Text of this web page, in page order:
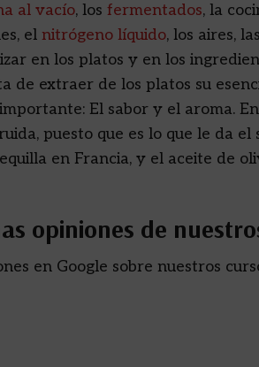
al vacío, los fermentados, la
el nitrógeno líquido, los aires,
en los platos y en los
de extraer de los platos su
El sabor y el aroma.
puesto que es lo que le da el
en Francia, y el aceite de
opiniones de
en Google sobre nuestros